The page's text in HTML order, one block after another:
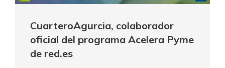
CuarteroAgurcia, colaborador
oficial del programa Acelera Pyme
de red.es